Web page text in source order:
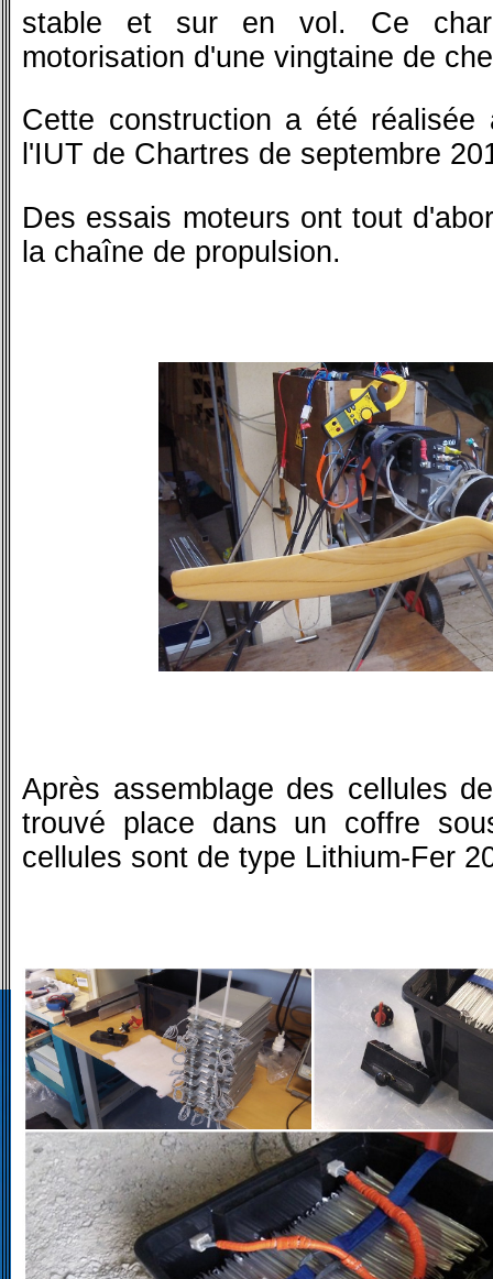
stable et sur en vol. Ce
motorisation d'une vingtaine de
Cette construction a été réalisée
l'IUT de Chartres de septembre
Des essais moteurs ont tout
la chaîne de propulsion.
Après assemblage des cellules
trouvé place dans un coffre
cellules sont de type Lithium-Fer